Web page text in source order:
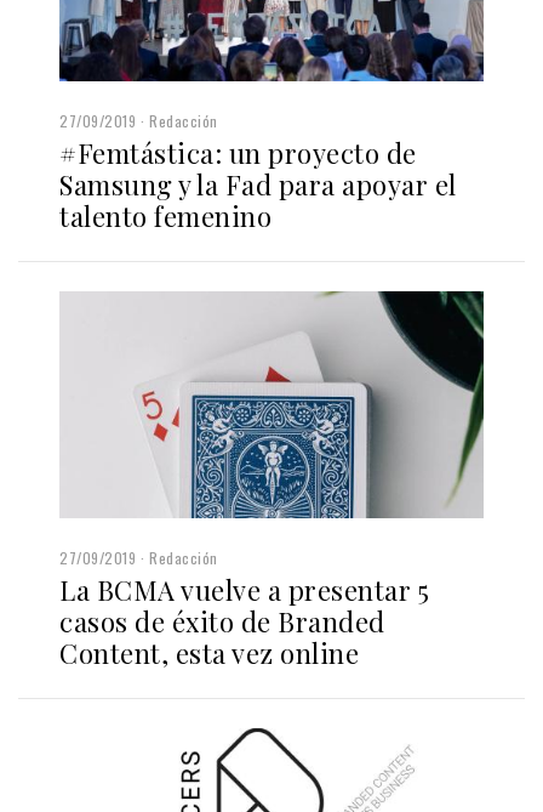
27/09/2019 Redacción
#Femtástica: un proyecto de
Samsung y la Fad para apoyar el
talento femenino
27/09/2019 Redacción
La BCMA vuelve a presentar 5
casos de éxito de Branded
Content, esta vez online